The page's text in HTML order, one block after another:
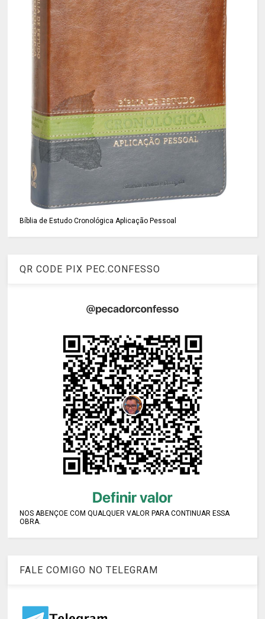
Bíblia de Estudo Cronológica Aplicação Pessoal
QR CODE PIX PEC.CONFESSO
NOS ABENÇOE COM QUALQUER VALOR PARA CONTINUAR ESSA
OBRA.
FALE COMIGO NO TELEGRAM